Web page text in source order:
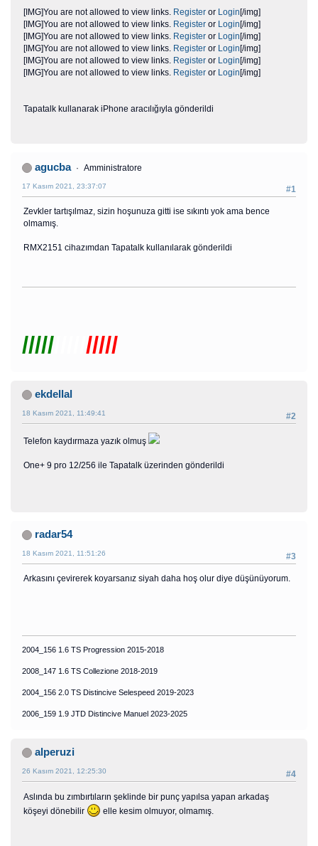
[IMG]You are not allowed to view links. Register or Login[/img]
[IMG]You are not allowed to view links. Register or Login[/img]
[IMG]You are not allowed to view links. Register or Login[/img]
[IMG]You are not allowed to view links. Register or Login[/img]
[IMG]You are not allowed to view links. Register or Login[/img]
[IMG]You are not allowed to view links. Register or Login[/img]
Tapatalk kullanarak iPhone aracılığıyla gönderildi
agucba Amministratore
#1
17 Kasım 2021, 23:37:07
Zevkler tartışılmaz, sizin hoşunuza gitti ise sıkıntı yok ama bence
olmamış.
RMX2151 cihazımdan Tapatalk kullanılarak gönderildi
///// /////
ekdellal
#2
18 Kasım 2021, 11:49:41
Telefon kaydırmaza yazık olmuş
One+ 9 pro 12/256 ile Tapatalk üzerinden gönderildi
radar54
#3
18 Kasım 2021, 11:51:26
Arkasını çevirerek koyarsanız siyah daha hoş olur diye düşünüyorum.
2004_156 1.6 TS Progression 2015-2018
2008_147 1.6 TS Collezione 2018-2019
2004_156 2.0 TS Distincive Selespeed 2019-2023
2006_159 1.9 JTD Distincive Manuel 2023-2025
alperuzi
#4
26 Kasım 2021, 12:25:30
Aslında bu zımbırtıların şeklinde bir punç yapılsa yapan arkadaş
köşeyi dönebilir
elle kesim olmuyor, olmamış.